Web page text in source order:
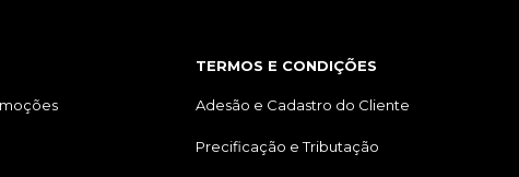
TERMOS E CONDIÇÕES
Adesão e Cadastro do Cliente
Precificação e Tributação